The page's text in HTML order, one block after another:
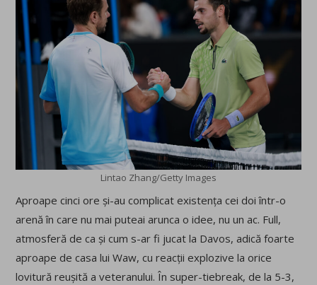
Lintao Zhang/Getty Images
Aproape cinci ore și-au complicat existența cei doi într-o
arenă în care nu mai puteai arunca o idee, nu un ac. Full,
atmosferă de ca și cum s-ar fi jucat la Davos, adică foarte
aproape de casa lui Waw, cu reacții explozive la orice
lovitură reușită a veteranului. În super-tiebreak, de la 5-3,